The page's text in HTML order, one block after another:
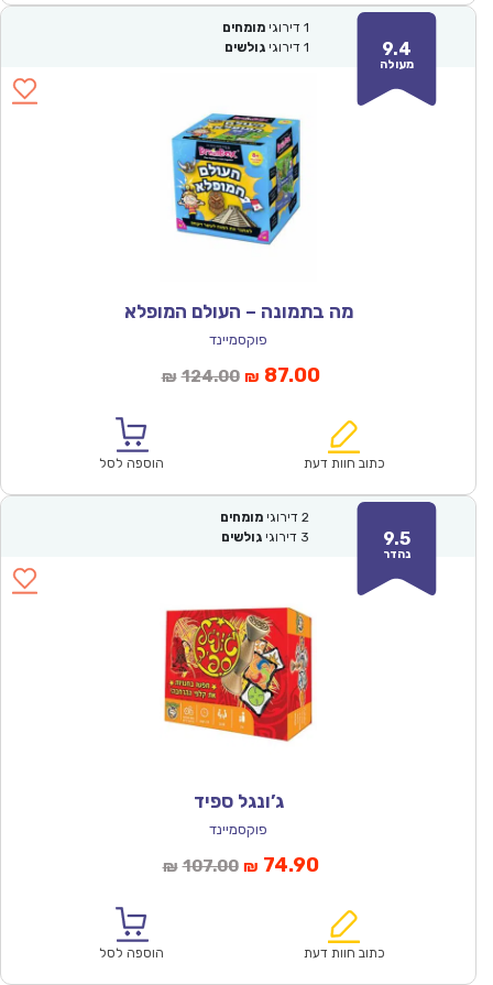
9.4
מעולה
1 דירוגי מומחים
1 דירוגי גולשים
מה בתמונה – העולם המופלא
פוקסמיינד
₪ 124.00המחיר
₪124.00.
₪ 87.00המחיר
הוא:
כתוב חוות דעת הוספה לסל
9.5
נהדר
2 דירוגי מומחים
3 דירוגי גולשים
ג’ונגל ספיד
פוקסמיינד
₪ 107.00המחיר
₪107.00.
₪ 74.90המחיר
הוא:
כתוב חוות דעת הוספה לסל